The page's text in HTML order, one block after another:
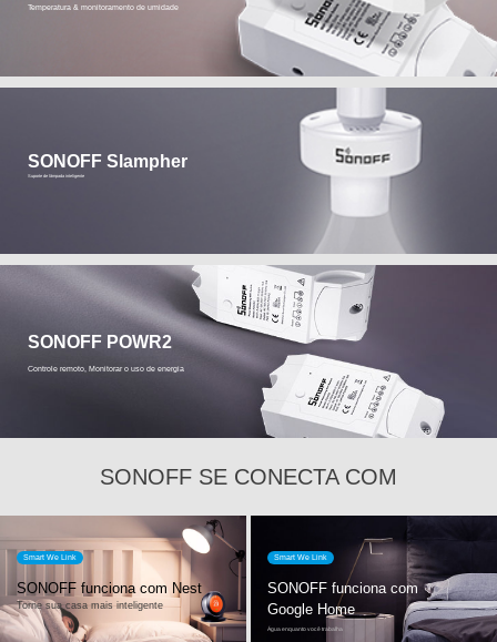
Temperatura & monitoramento de umidade
SONOFF Slampher
Suporte de lâmpada inteligente
SONOFF POWR2
Controle remoto, Monitorar o uso de energia
SONOFF SE CONECTA COM
Smart We Link
SONOFF funciona com Nest
Torne sua casa mais inteligente
Smart We Link
SONOFF funciona com
Google Home
Água enquanto você trabalha